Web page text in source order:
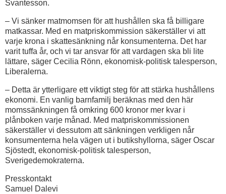
Svantesson.
– Vi sänker matmomsen för att hushållen ska få billigare
matkassar. Med en matpriskommission säkerställer vi att
varje krona i skattesänkning når konsumenterna. Det har
varit tuffa år, och vi tar ansvar för att vardagen ska bli lite
lättare, säger Cecilia Rönn, ekonomisk-politisk talesperson,
Liberalerna.
– Detta är ytterligare ett viktigt steg för att stärka hushållens
ekonomi. En vanlig barnfamilj beräknas med den här
momssänkningen få omkring 600 kronor mer kvar i
plånboken varje månad. Med matpriskommissionen
säkerställer vi dessutom att sänkningen verkligen når
konsumenterna hela vägen ut i butikshyllorna, säger Oscar
Sjöstedt, ekonomisk-politisk talesperson,
Sverigedemokraterna.
Presskontakt
Samuel Dalevi